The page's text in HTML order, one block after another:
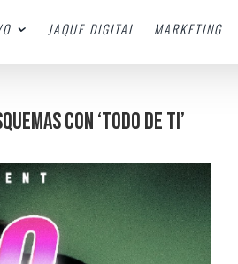
JAQUE DIGITAL MARKETING
CON ‘TODO DE TI’